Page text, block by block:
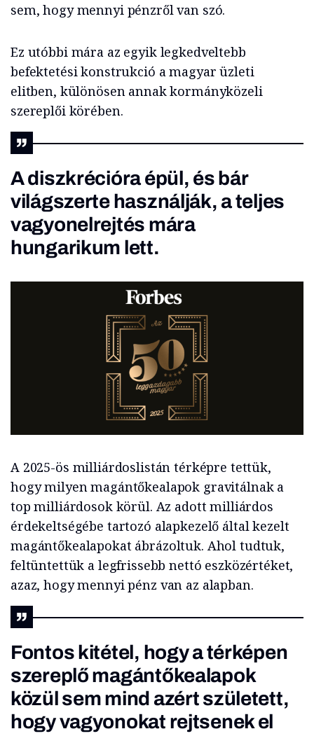
sem, hogy mennyi pénzről van szó.
Ez utóbbi mára az egyik legkedveltebb
befektetési konstrukció a magyar üzleti
elitben, különösen annak kormányközeli
szereplői körében.
A diszkrécióra épül, és bár
világszerte használják, a teljes
vagyonelrejtés mára
hungarikum lett.
A 2025-ös milliárdoslistán térképre tettük,
hogy milyen magántőkealapok gravitálnak a
top milliárdosok körül. Az adott milliárdos
érdekeltségébe tartozó alapkezelő által kezelt
magántőkealapokat ábrázoltuk. Ahol tudtuk,
feltüntettük a legfrissebb nettó eszközértéket,
azaz, hogy mennyi pénz van az alapban.
Fontos kitétel, hogy a térképen
szereplő magántőkealapok
közül sem mind azért született,
hogy vagyonokat rejtsenek el